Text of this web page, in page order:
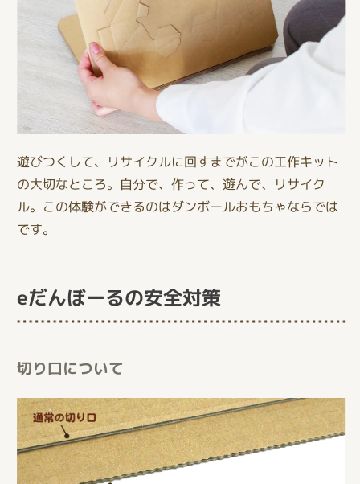
遊びつくして、リサイクルに回すまでがこの工作キット
の大切なところ。自分で、作って、遊んで、リサイク
ル。この体験ができるのはダンボールおもちゃならでは
です。
eだんぼーるの安全対策
切り口について